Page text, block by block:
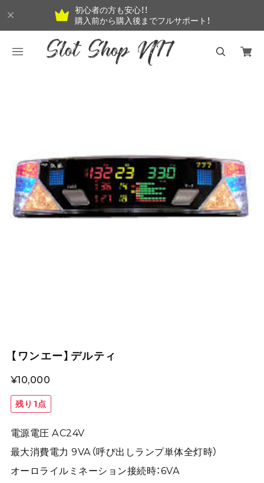
初心者の方も安心！！
購入前から購入後までフルサポート！
【ワンエー】デルティ
¥10,000
残り1点
電源電圧 AC24V
最大消費電力 9VA（呼び出しランプ単体全灯時）
オーロライルミネーション接続時：6VA